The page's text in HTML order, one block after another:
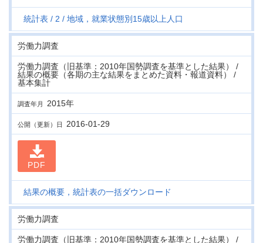
統計表 2 地域，就業状態別15歳以上人口
労働力調査
労働力調査（旧基準：2010年国勢調査を基準とした結果） /
結果の概要（各期の主な結果をまとめた資料・報道資料） /
基本集計
調査年月 2015年
公開（更新）日 2016-01-29
PDF
結果の概要，統計表の一括ダウンロード
労働力調査
労働力調査（旧基準：2010年国勢調査を基準とした結果） /